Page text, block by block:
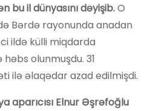
bu il dünyasını dəyişib.O
Bərdə rayonunda anadan
ildə külli miqdarda
olunmuşdu. 31
ilə əlaqədar azad edilmişdi.
aparıcısı Elnur Əşrəfoğlu